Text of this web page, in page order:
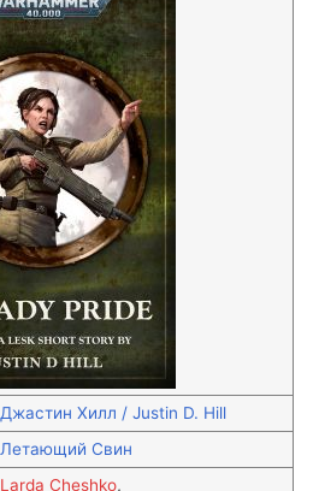
Джастин Хилл / Justin D. Hill
Летающий Свин
Larda Cheshko,